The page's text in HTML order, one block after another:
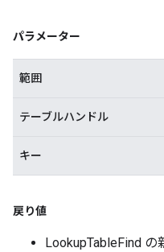
パラメーター
範囲
テーブルハンドル
キー
戻り値
LookupTableFind